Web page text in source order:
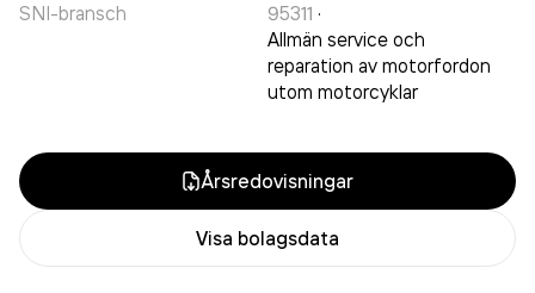
SNI-bransch 95311 ·
Allmän service och
reparation av motorfordon
utom motorcyklar
Årsredovisningar
Visa bolagsdata